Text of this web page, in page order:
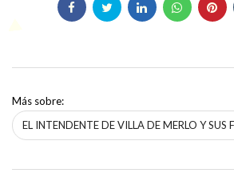
Más sobre:
EL INTENDENTE DE VILLA DE MERLO Y